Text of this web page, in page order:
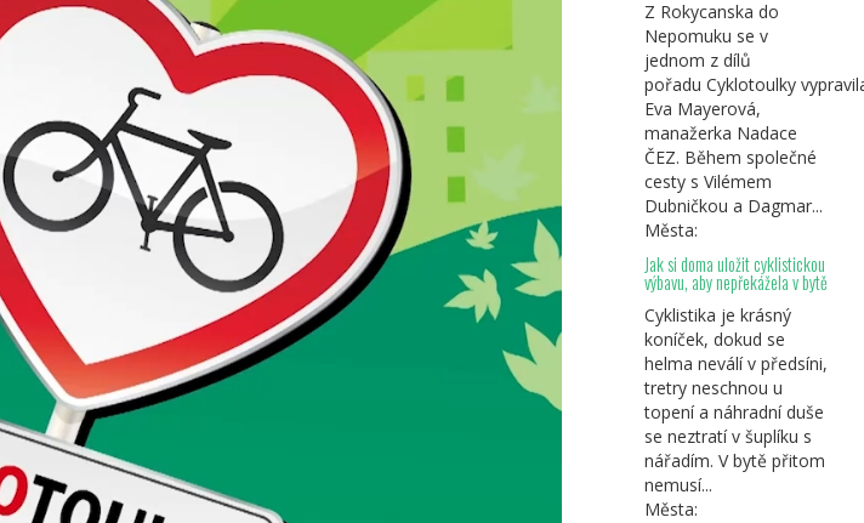
Z Rokycanska do
Nepomuku se v
jednom z dílů
pořadu Cyklotoulky
Eva Mayerová,
manažerka Nadace
ČEZ. Během společné
cesty s Vilémem
Dubničkou a Dagmar...
Města:
Jak si doma uložit cyklistickou
výbavu, aby nepřekážela v bytě
Cyklistika je krásný
koníček, dokud se
helma neválí v předsíni,
tretry neschnou u
topení a náhradní duše
se neztratí v šuplíku s
nářadím. V bytě přitom
nemusí...
Města: